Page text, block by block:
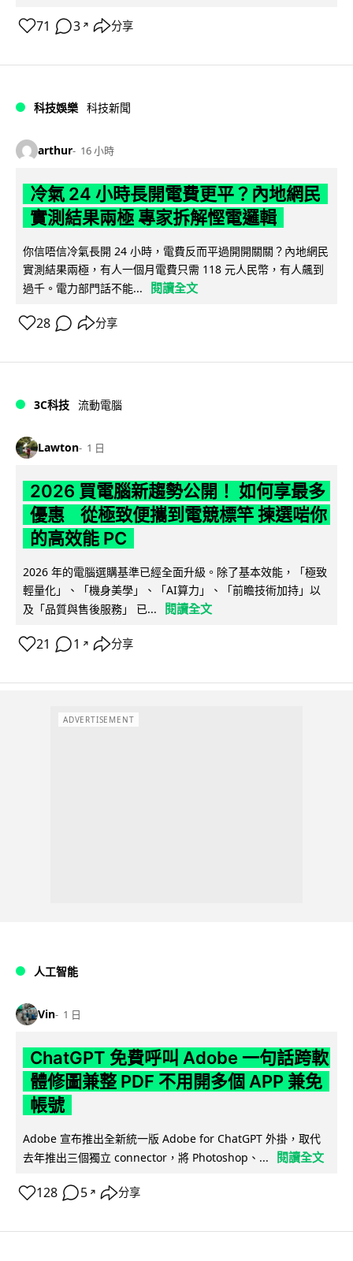
71 3 ↗ 分享
科技娛樂 科技新聞
arthur 16 小時
冷氣 24 小時長開電費更平？內地網民
實測結果兩極 專家拆解慳電邏輯
你信唔信冷氣長開 24 小時，電費反而平過開開關關？內地網民
實測結果兩極，有人一個月電費只需 118 元人民幣，有人飆到
過千。電力部門話不能...
閱讀全文
28 分享
3C科技 流動電腦
Lawton 1 日
2026 買電腦新趨勢公開！ 如何享最多
優惠 從極致便攜到電競標竿 揀選啱你
的高效能 PC
2026 年的電腦選購基準已經全面升級。除了基本效能，「極致
輕量化」、「機身美學」、「AI算力」、「前瞻技術加持」以
及「品質與售後服務」 已...
閱讀全文
21 1 ↗ 分享
ADVERTISEMENT
人工智能
Vin 1 日
ChatGPT 免費呼叫 Adobe 一句話跨軟
體修圖兼整 PDF 不用開多個 APP 兼免
帳號
Adobe 宣布推出全新統一版 Adobe for ChatGPT 外掛，取代
去年推出三個獨立 connector，將 Photoshop、...
閱讀全文
128 5 ↗ 分享